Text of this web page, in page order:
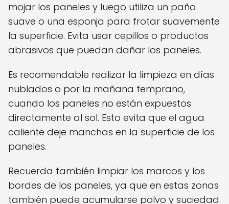
mojar los paneles y luego utiliza un paño
suave o una esponja para frotar suavemente
la superficie. Evita usar cepillos o productos
abrasivos que puedan dañar los paneles.
Es recomendable realizar la limpieza en días
nublados o por la mañana temprano,
cuando los paneles no están expuestos
directamente al sol. Esto evita que el agua
caliente deje manchas en la superficie de los
paneles.
Recuerda también limpiar los marcos y los
bordes de los paneles, ya que en estas zonas
también puede acumularse polvo y suciedad.